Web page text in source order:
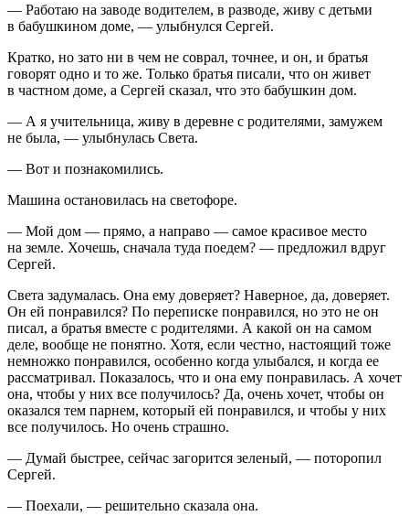
— Работаю на заводе водителем, в разводе, живу с детьми
в бабушкином доме, — улыбнулся Сергей.
Кратко, но зато ни в чем не соврал, точнее, и он, и братья
говорят одно и то же. Только братья писали, что он живет
в частном доме, а Сергей сказал, что это бабушкин дом.
— А я учительница, живу в деревне с родителями, замужем
не была, — улыбнулась Света.
— Вот и познакомились.
Машина остановилась на светофоре.
— Мой дом — прямо, а направо — самое красивое место
на земле. Хочешь, сначала туда поедем? — предложил вдруг
Сергей.
Света задумалась. Она ему доверяет? Наверное, да, доверяет.
Он ей понравился? По переписке понравился, но это не он
писал, а братья вместе с родителями. А какой он на самом
деле, вообще не понятно. Хотя, если честно, настоящий тоже
немножко понравился, особенно когда улыбался, и когда ее
рассматривал. Показалось, что и она ему понравилась. А хочет
она, чтобы у них все получилось? Да, очень хочет, чтобы он
оказался тем парнем, который ей понравился, и чтобы у них
все получилось. Но очень страшно.
— Думай быстрее, сейчас загорится зеленый, — поторопил
Сергей.
— Поехали, — решительно сказала она.